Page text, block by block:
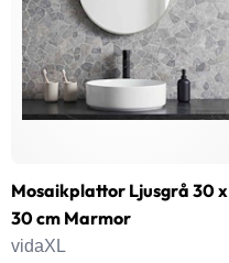
Mosaikplattor Ljusgrå 30 x
30 cm Marmor
vidaXL